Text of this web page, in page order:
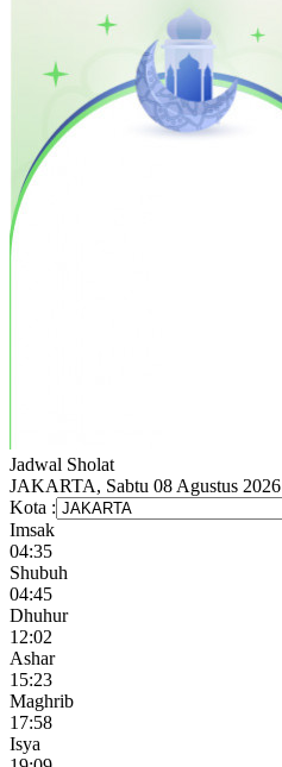
Jadwal Sholat
JAKARTA, Sabtu 08 Agustus 2026
Kota :
Imsak
04:35
Shubuh
04:45
Dhuhur
12:02
Ashar
15:23
Maghrib
17:58
Isya